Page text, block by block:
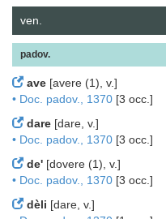
ven.
padov.
ave [avere (1), v.]
• Doc. padov., 1370 [3 occ.]
dare [dare, v.]
• Doc. padov., 1370 [3 occ.]
de' [dovere (1), v.]
• Doc. padov., 1370 [3 occ.]
dèli [dare, v.]